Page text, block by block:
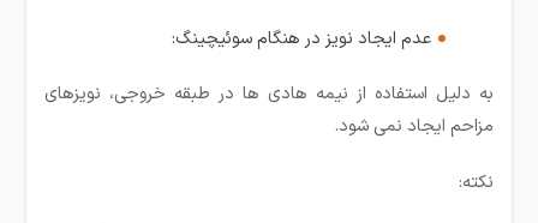
عدم ایجاد نویز در هنگام سوئیچینگ:
به دلیل استفاده از نیمه هادی ها در طبقه خروجی، نویزهای
مزاحم ایجاد نمی شود.
نکته: